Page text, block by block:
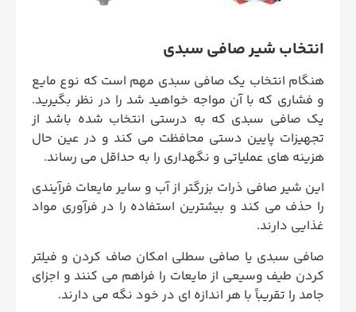
انتخاب شیر صافی سبدی
هنگام انتخاب یک صافی سبدی مهم است که نوع مایع
و فشاری که با آن مواجه خواهید شد را در نظر بگیرید.
یک صافی سبدی که به درستی انتخاب شده باشد از
تجهیزات پایین دستی محافظت می کند و در عین حال
هزینه های عملیاتی و نگهداری را به حداقل می رساند.
این شیر صافی ذرات بزرگتر از آب و سایر مایعات فرآیندی
را حذف می کند و بیشترین استفاده را در فرآوری مواد
غذایی دارند.
صافی سبدی یا صافی سطلی امکان صاف کردن و فیلتر
کردن طیف وسیعی از مایعات را فراهم می کنند و اجزای
جامد را تقریباً با هر اندازه ای در خود نگه می دارند.